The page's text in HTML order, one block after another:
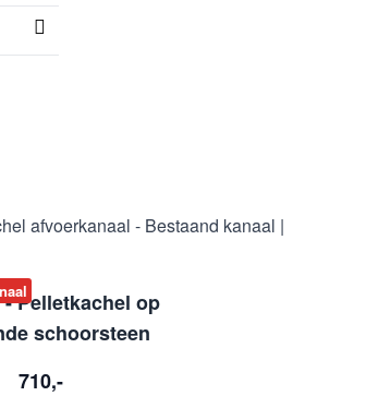
Pelletkachel op
schoorsteen
710,-